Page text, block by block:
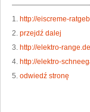
———————————
1. http://eiscreme-
2. przejdź dalej
3. http://elektro-range.de
4. http://elektro-
5. odwiedź stronę